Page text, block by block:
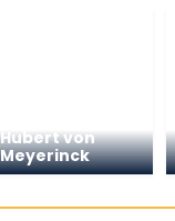
Hubert von
Meyerinck